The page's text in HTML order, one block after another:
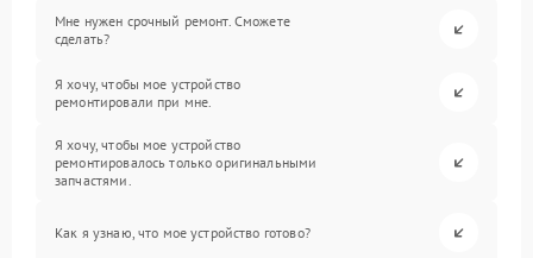
Мне нужен срочный ремонт. Сможете
сделать?
Я хочу, чтобы мое устройство
ремонтировали при мне.
Я хочу, чтобы мое устройство
ремонтировалось только оригинальными
запчастями.
Как я узнаю, что мое устройство готово?